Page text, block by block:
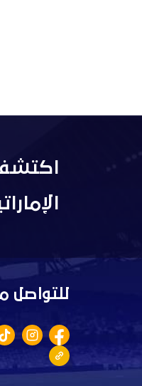
اكتشف
للتواصل